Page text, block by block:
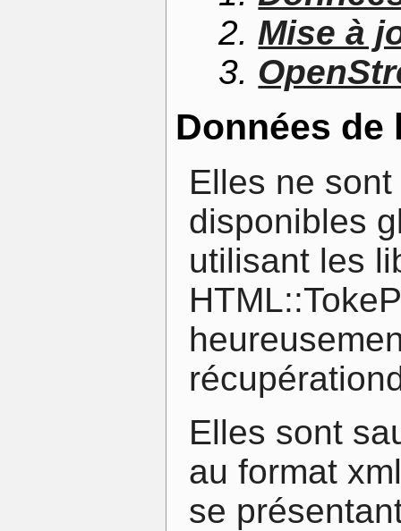
Mise à
Données de
Elles ne
disponibles
utilisant les
Elles sont
au format
se